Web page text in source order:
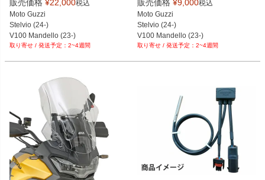
PRN016454-02
PRN016454-03
販売価格 ¥22,000税込
Moto Guzzi
Stelvio (24-)
V100 Mandello (23-)
V100 Mandello S (23-)
2~4週間
PRN016246-02
PRN016246-03
販売価格 ¥9,000税込
Moto Guzzi
Stelvio (24-)
V100 Mandello (23-)
V100 Mandello S (23-)
2~4週間